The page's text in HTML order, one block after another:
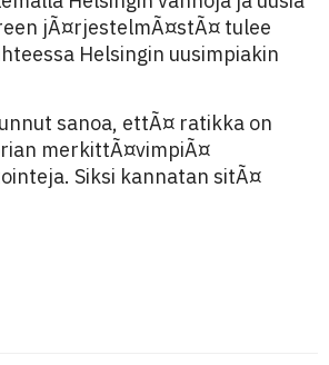
jÃ¤rjestelmÃ¤stÃ¤ tulee
Helsingin uusimpiakin
sanoa, ettÃ¤ ratikka on
merkittÃ¤vimpiÃ¤
Siksi kannatan sitÃ¤